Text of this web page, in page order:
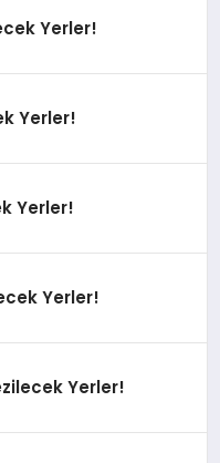
Yerler!
Yerler!
Yerler!
Yerler!
Yerler!